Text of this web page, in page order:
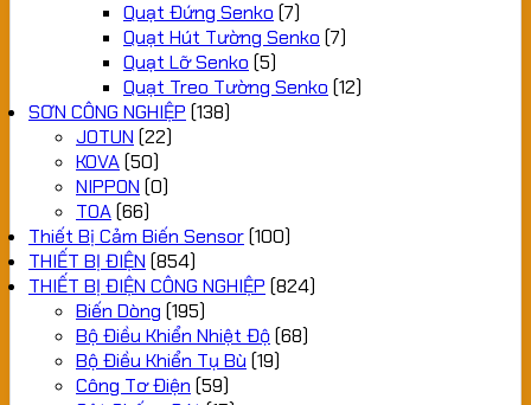
Quạt Đứng Senko (7)
Quạt Hút Tường Senko (7)
Quạt Lỡ Senko (5)
Quạt Treo Tường Senko (12)
SƠN CÔNG NGHIỆP (138)
JOTUN (22)
KOVA(50)
NIPPON (0)
TOA(66)
Thiết Bị Cảm Biến Sensor(100)
THIẾT BỊ ĐIỆN (854)
THIẾT BỊ ĐIỆN CÔNG NGHIỆP (824)
Biến Dòng (195)
Bộ Điều Khiển Nhiệt Độ (68)
Bộ Điều Khiển Tụ Bù (19)
Công Tơ Điện (59)